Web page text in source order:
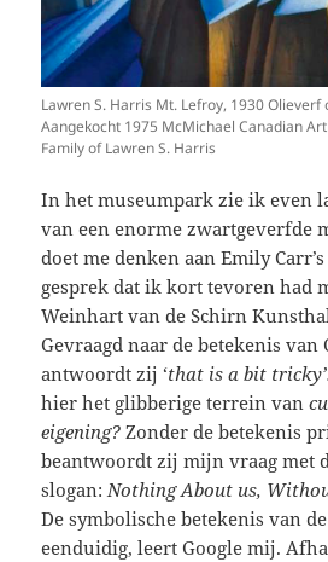
Lawren S. Harris Mt. Lefroy, 1930 Olieverf
Aangekocht 1975 McMichael Canadian
Family of Lawren S. Harris
In het museumpark zie ik even
van een enorme zwartgeverfde
doet me denken aan Emily
gesprek dat ik kort tevoren had
Weinhart van de Schirn
Gevraagd naar de betekenis van
antwoordt zij ‘that is a bit
hier het glibberige terrein van
eigening?Zonder de betekenis
beantwoordt zij mijn vraag met
slogan:Nothing About us,
De symbolische betekenis van
eenduidig, leert Google mij.